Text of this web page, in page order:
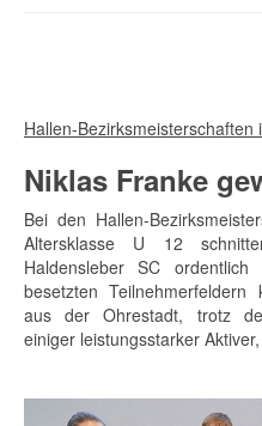
Hallen-
Niklas Franke
Bei den Hallen-
Altersklasse U 12
Haldensleber SC
besetzten Teilnehmerfeldern
aus der Ohrestadt, trotz
einiger leistungsstarker